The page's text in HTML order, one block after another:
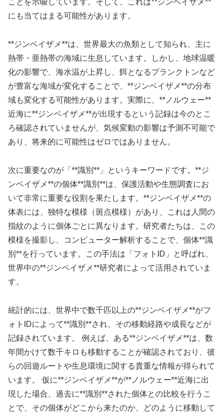
ことを示唆しています。そして、これは**ジンベイザメ**
にも当てはまる可能性があります。
**ジンベイザメ**は、世界最大の魚類として知られ、主に
熱帯・亜熱帯の海域に生息しています。しかし、地球温暖
化の影響で、海水温が上昇し、餌となるプランクトンなど
が豊富な海域が変化することで、**ジンベイザメ**の分布
域も変化する可能性があります。実際に、**ノルウェー**
近海に**ジンベイザメ**が出現するという記録は今のとこ
ろ確認されていませんが、気候変動の影響は予測不可能で
あり、将来的に可能性はゼロではありません。
次に重要なのが「**識別**」というキーワードです。**ジ
ンベイザメ**の個体**識別**は、保護活動や生態調査にお
いて非常に重要な役割を果たします。**ジンベイザメ**の
体表には、独特な模様（斑点模様）があり、これは人間の
指紋のように個体ごとに異なります。研究者たちは、この
模様を撮影し、コンピューター解析することで、個体**識
別**を行っています。この手法は「フォトID」と呼ばれ、
世界中の**ジンベイザメ**研究者によって活用されていま
す。
統計的には、世界中で数千匹以上の**ジンベイザメ**がフ
ォトIDによって**識別**され、その移動経路や成長などが
記録されています。 例えば、ある**ジンベイザメ**は、数
年間かけて数千キロも移動することが確認されており、彼
らの回遊ルートや生息環境に関する貴重な情報が得られて
います。 仮に**ジンベイザメ**が**ノルウェー**近海に出
現した場合、過去に**識別**された個体との比較を行うこ
とで、その個体がどこから来たのか、どのように移動して